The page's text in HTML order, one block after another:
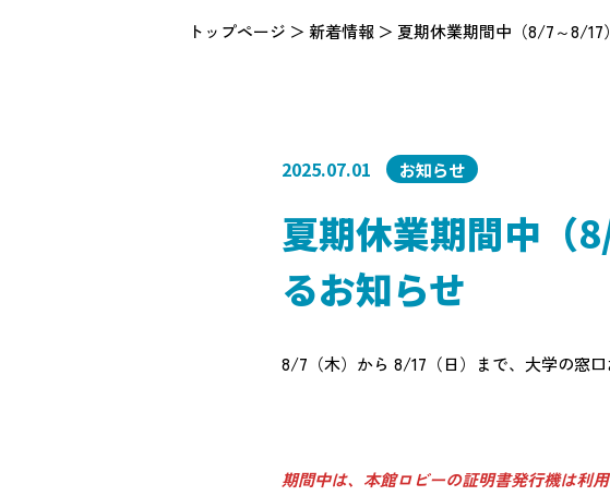
トップページ 新着情報 夏期休業期間中（8/7～8/
2025.07.01 お知らせ
夏期休業期間中（
るお知らせ
8/7（木）から 8/17（日）まで、大学の窓
期間中は、本館ロビーの証明書発行機は利用